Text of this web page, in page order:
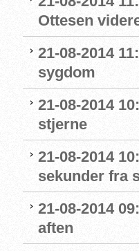
Ottesen
21-08-2014
sygdom
21-08-2014
stjerne
21-08-2014
sekunder fra
21-08-2014
aften